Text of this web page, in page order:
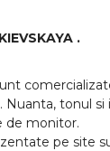
KIEVSKAYA .
Nuanta, tonul
de monitor.
pe site